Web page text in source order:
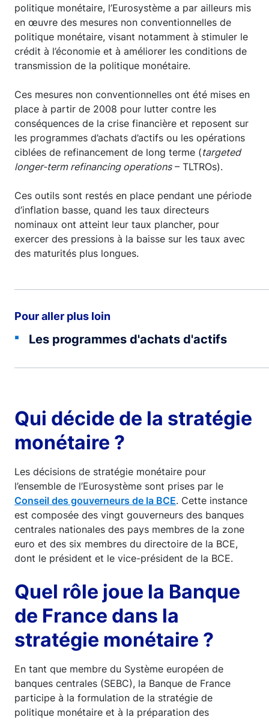
politique monétaire, l’Eurosystème a par ailleurs mis
en œuvre des mesures non conventionnelles de
politique monétaire, visant notamment à stimuler le
crédit à l’économie et à améliorer les conditions de
transmission de la politique monétaire.
Ces mesures non conventionnelles ont été mises en
place à partir de 2008 pour lutter contre les
conséquences de la crise financière et reposent sur
les programmes d’achats d’actifs ou les opérations
ciblées de refinancement de long terme (targeted
longer-term refinancing operations– TLTROs).
Ces outils sont restés en place pendant une période
d’inflation basse, quand les taux directeurs
nominaux ont atteint leur taux plancher, pour
exercer des pressions à la baisse sur les taux avec
des maturités plus longues.
Pour aller plus loin
Les programmes d'achats d'actifs
Qui décide de la stratégie
monétaire ?
Les décisions de stratégie monétaire pour
l’ensemble de l’Eurosystème sont prises par le
Conseil des gouverneurs de la BCE. Cette instance
est composée des vingt gouverneurs des banques
centrales nationales des pays membres de la zone
euro et des six membres du directoire de la BCE,
dont le président et le vice-président de la BCE.
Quel rôle joue la Banque
de France dans la
stratégie monétaire ?
En tant que membre du Système européen de
banques centrales (SEBC), la Banque de France
participe à la formulation de la stratégie de
politique monétaire et à la préparation des